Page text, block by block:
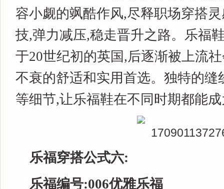
容小觑的飒酷作风,尽释职场穿搭
技,弹力减压,稳走晋升之路。乐福
于20世纪初的英国,后逐渐被上流
不衰的舒适和实用首选。独特的缝
等细节,让乐福鞋在不同时期都能
乐福穿搭公式六:
乐福编号:006优雅乐福